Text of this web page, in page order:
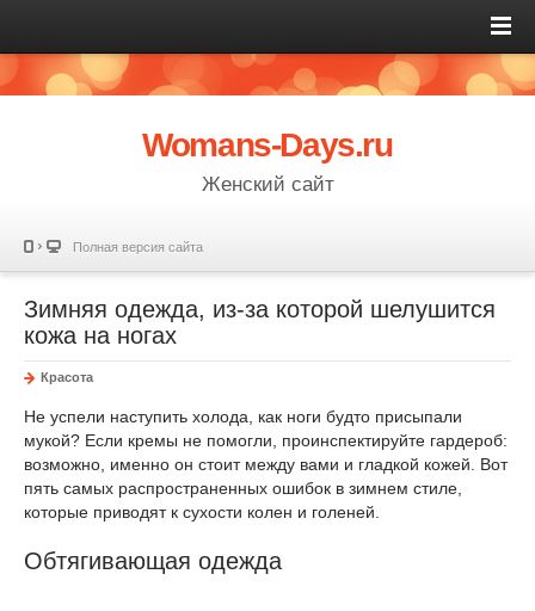
Womans-Days.ru
Женский сайт
Полная версия сайта
Зимняя одежда, из-за которой шелушится
кожа на ногах
Красота
Не успели наступить холода, как ноги будто присыпали
мукой? Если кремы не помогли, проинспектируйте гардероб:
возможно, именно он стоит между вами и гладкой кожей. Вот
пять самых распространенных ошибок в зимнем стиле,
которые приводят к сухости колен и голеней.
Обтягивающая одежда